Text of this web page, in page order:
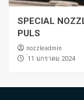
SPECIAL
PULS
nozzleadmin
่11 มกราคม 2024